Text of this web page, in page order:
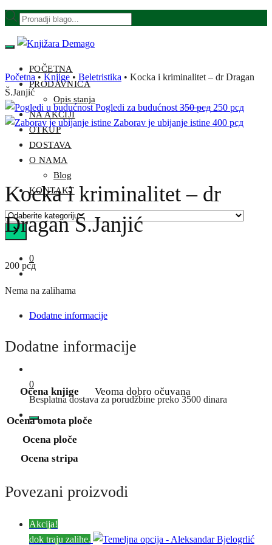
Skip
navigation
Skip
content
Products
POČETNA
PRODAVNICA
Opis stanja
NA AKCIJI
OTKUP
DOSTAVA
O NAMA
Blog
KONTAKT
Odaberite
kategoriju
0
0
Besplatna dostava za porudžbine preko 3500 dinara
Početna • Knjige • Beletristika • Kocka i kriminalitet – dr Dragan
Š.Janjić
Pogledi za budućnost 350рсд Originalna
cena
250 рсд
Zaborav je ubijanje istine 400 рсд
Kocka i kriminalitet – dr
Dragan Š.Janjić
200 рсд
Nema na zalihama
Dodatne informacije
Dodatne informacije
Ocena knjige Veoma dobro očuvana
Ocena omota ploče
Ocena ploče
Ocena stripa
Povezani proizvodi
Akcija!
dok traju zalihe.